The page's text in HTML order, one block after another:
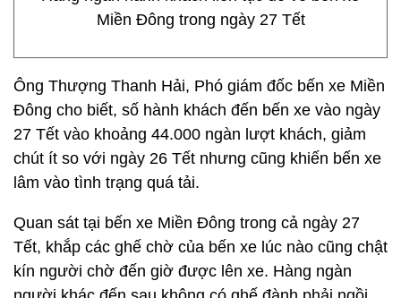
Miền Đông trong ngày 27 Tết
Ông Thượng Thanh Hải, Phó giám đốc bến xe Miền
Đông cho biết, số hành khách đến bến xe vào ngày
27 Tết vào khoảng 44.000 ngàn lượt khách, giảm
chút ít so với ngày 26 Tết nhưng cũng khiến bến xe
lâm vào tình trạng quá tải.
Quan sát tại bến xe Miền Đông trong cả ngày 27
Tết, khắp các ghế chờ của bến xe lúc nào cũng chật
kín người chờ đến giờ được lên xe. Hàng ngàn